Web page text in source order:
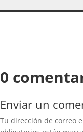
0
Enviar un
Tu dirección de correo